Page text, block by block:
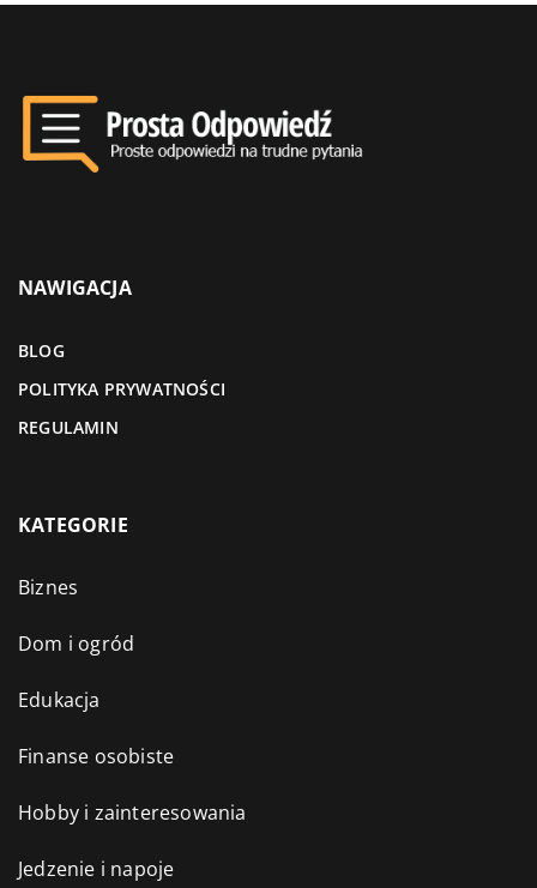
NAWIGACJA
BLOG
POLITYKA PRYWATNOŚCI
REGULAMIN
KATEGORIE
Biznes
Dom i ogród
Edukacja
Finanse osobiste
Hobby i zainteresowania
Jedzenie i napoje